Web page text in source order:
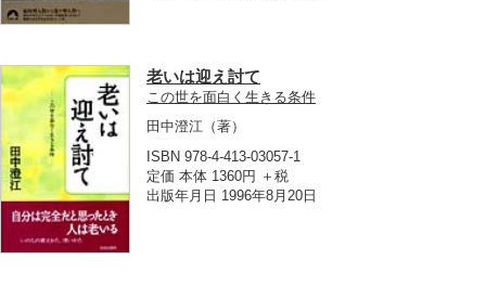
老いは迎え討て
この世を面白く生きる条件
田中澄江 （著）
ISBN 978-4-413-03057-1
定価 本体 1360円 ＋税
出版年月日 1996年8月20日